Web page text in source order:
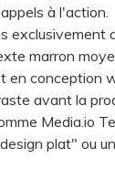
à l'action.
marron
en conception
avant la
Media.io
plat" ou